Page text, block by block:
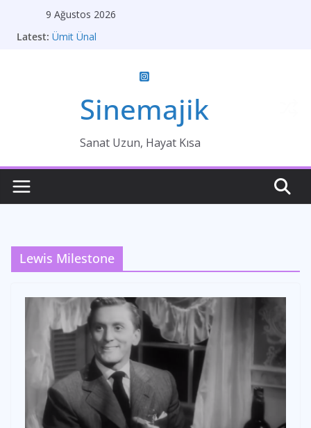
9 Ağustos 2026
Latest: Ümit Ünal
Kırık Bir Aşk Hikayesi
Sinemajik
Sanat Uzun, Hayat Kısa
Lewis Milestone